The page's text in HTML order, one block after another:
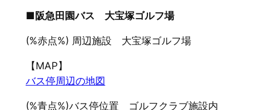
■阪急田園バス 大宝塚ゴルフ場
(%赤点%) 周辺施設 大宝塚ゴルフ場
【MAP】
バス停周辺の地図
(%青点%)バス停位置 ゴルフクラブ施設内